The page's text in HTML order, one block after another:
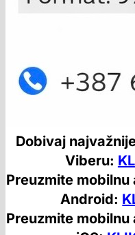
Dobivaj
Viberu:
Preuzmite
Android:
Preuzmite